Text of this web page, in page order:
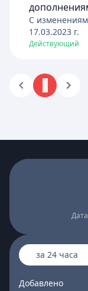
C
17.03.2023 г.
Действующий
за 24 часа
Добавлено